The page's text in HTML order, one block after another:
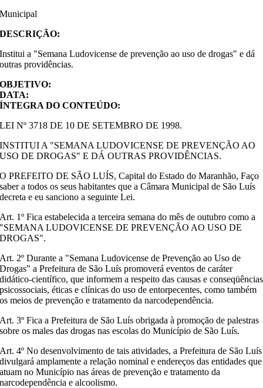
Municipal
DESCRIÇÃO:
Institui a "Semana Ludovicense de prevenção ao uso de drogas" e dá
outras providências.
OBJETIVO:
DATA:
ÍNTEGRA DO CONTEÚDO:
LEI Nº 3718 DE 10 DE SETEMBRO DE 1998.
INSTITUI A "SEMANA LUDOVICENSE DE PREVENÇÃO AO
USO DE DROGAS" E DÁ OUTRAS PROVIDÊNCIAS.
O PREFEITO DE SÃO LUÍS, Capital do Estado do Maranhão, Faço
saber a todos os seus habitantes que a Câmara Municipal de São Luís
decreta e eu sanciono a seguinte Lei.
Art. 1º Fica estabelecida a terceira semana do mês de outubro como a
"SEMANA LUDOVICENSE DE PREVENÇÃO AO USO DE
DROGAS".
Art. 2º Durante a "Semana Ludovicense de Prevenção ao Uso de
Drogas" a Prefeitura de São Luís promoverá eventos de caráter
didático-científico, que informem a respeito das causas e conseqüências
psicossociais, éticas e clínicas do uso de entorpecentes, como também
os meios de prevenção e tratamento da narcodependência.
Art. 3º Fica a Prefeitura de São Luís obrigada à promoção de palestras
sobre os males das drogas nas escolas do Município de São Luís.
Art. 4º No desenvolvimento de tais atividades, a Prefeitura de São Luís
divulgará amplamente a relação nominal e endereços das entidades que
atuam no Município nas áreas de prevenção e tratamento da
narcodependência e alcoolismo.